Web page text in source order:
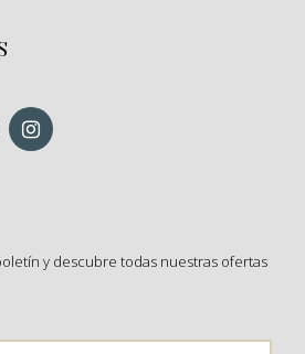
y descubre todas nuestras ofertas